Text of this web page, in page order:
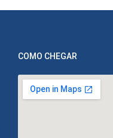
COMO CHEGAR